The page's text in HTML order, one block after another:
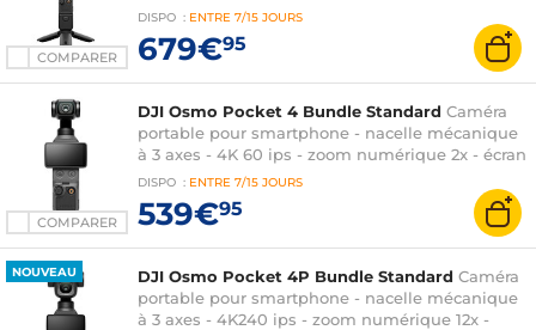
COMPARER
OLED 2" 556 x 314 pixels - stockage interne 107
Go - 240 minutes d'autonomie
DISPO : ENTRE 7/15 JOURS
679€95
COMPARER
DJI Osmo Pocket 4 Bundle Standard Caméra
portable pour smartphone - nacelle mécanique
à 3 axes - 4K 60 ips - zoom numérique 2x - écran
OLED 2" 556 x 314 pixels - stockage interne 107
Go - 240 minutes d'autonomie
DISPO : ENTRE 7/15 JOURS
539€95
NOUVEAU DJI Osmo Pocket 4P Bundle Standard Caméra
portable pour smartphone - nacelle mécanique
à 3 axes - 4K240 ips - zoom numérique 12x -